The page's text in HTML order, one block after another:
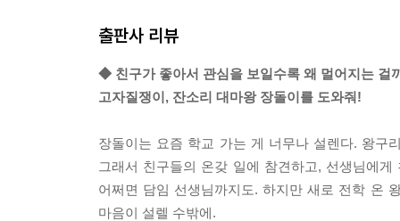
출판사 리뷰
◆ 친구가 좋아서 관심을 보일수록 왜 멀어지는 걸
고자질쟁이, 잔소리 대마왕 장돌이를 도와줘!
장돌이는 요즘 학교 가는 게 너무나 설렌다. 왕구
그래서 친구들의 온갖 일에 참견하고, 선생님에
어쩌면 담임 선생님까지도. 하지만 새로 전학 온
마음이 설렐 수밖에.